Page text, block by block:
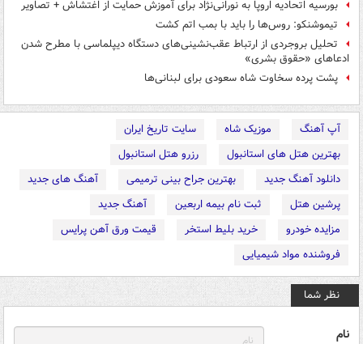
بورسیه اتحادیه اروپا به نورانی‌نژاد برای آموزش حمایت از اغتشاش + تصاویر
تیموشنکو: روس‌ها را باید با بمب اتم کشت
تحلیل بروجردی از ارتباط عقب‌نشینی‌های دستگاه دیپلماسی با مطرح شدن
ادعاهای «حقوق بشری»
پشت پرده سخاوت شاه سعودی برای لبنانی‌ها
آپ آهنگ موزیک شاه
سایت تاریخ ایران
بهترین هتل های استانبول
رزرو هتل استانبول
دانلود آهنگ جدید
بهترین جراح بینی ترمیمی
آهنگ های جدید
پرشین هتل
ثبت نام بیمه اربعین
آهنگ جدید
مزایده خودرو
خرید بلیط استخر
قیمت ورق آهن پرایس
فروشنده مواد شیمیایی
نظر شما
نام